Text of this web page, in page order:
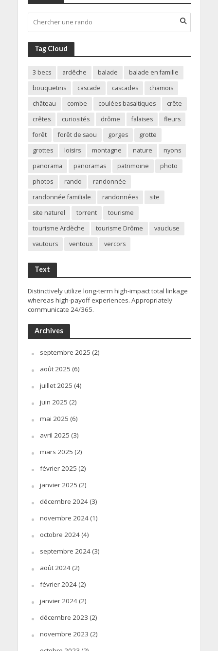
Tag Cloud
3 becs ardêche balade
balade en famille
bouquetins
cascade cascades
chamois
château
combe coulées basaltiques
crête
crêtes
curiosités drôme falaises
fleurs
forêt
forêt de saou gorges
grotte
grottes
loisirs montagne nature
nyons
panorama
panoramas patrimoine
photo
photos
rando
randonnée
randonnée familiale
randonnées
site
site naturel
torrent
tourisme
tourisme Ardèche
tourisme Drôme
vaucluse
vautours
ventoux vercors
Text
Distinctively utilize long-term high-impact total linkage
whereas high-payoff experiences. Appropriately
communicate 24/365.
Archives
septembre 2025 (2)
août 2025 (6)
juillet 2025 (4)
juin 2025 (2)
mai 2025 (6)
avril 2025 (3)
mars 2025 (2)
février 2025 (2)
janvier 2025 (2)
décembre 2024(3)
novembre 2024(1)
octobre 2024(4)
septembre 2024(3)
août 2024(2)
février 2024(2)
janvier 2024(2)
décembre 2023 (2)
novembre 2023 (2)